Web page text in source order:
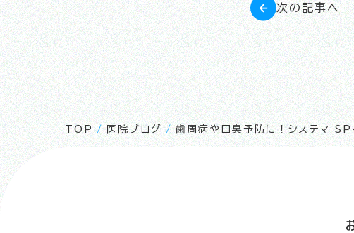
次の記事へ
TOP / 医院ブログ / 歯周病や口臭予防に！システマ